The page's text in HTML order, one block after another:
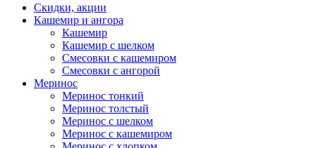
Скидки, акции
Кашемир и ангора
Кашемир
Кашемир с шелком
Смесовки с кашемиром
Смесовки с ангорой
Меринос
Меринос тонкий
Меринос толстый
Меринос с шелком
Меринос с кашемиром